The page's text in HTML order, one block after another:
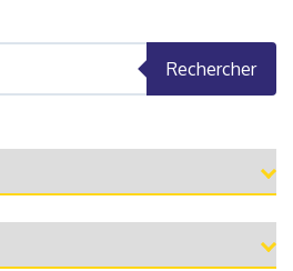
Rechercher